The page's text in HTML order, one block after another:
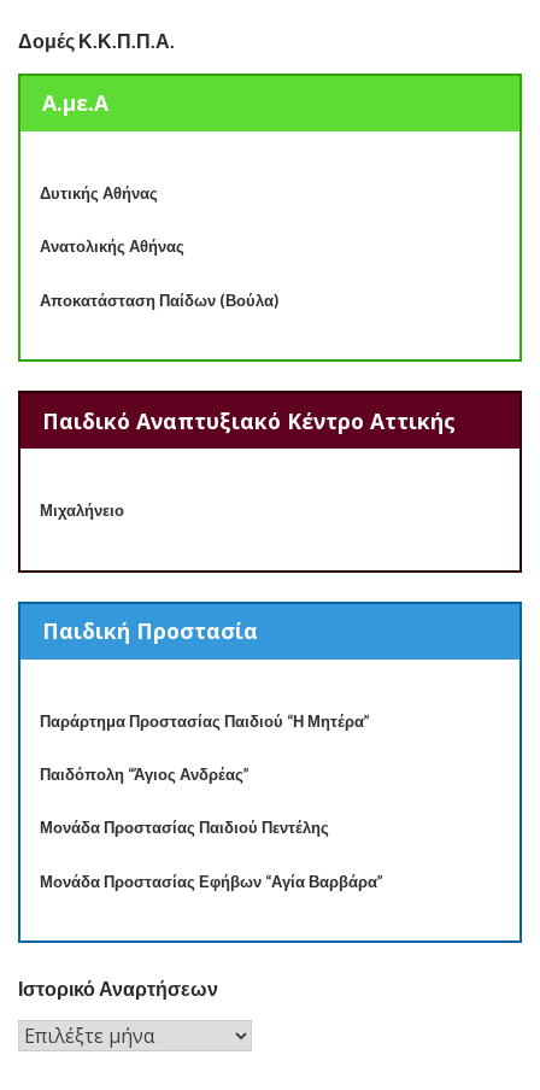
Δομές Κ.Κ.Π.Π.Α.
Α.με.Α
Δυτικής Αθήνας
Ανατολικής Αθήνας
Αποκατάσταση Παίδων (Βούλα)
Παιδικό Αναπτυξιακό Κέντρο Αττικής
Μιχαλήνειο
Παιδική Προστασία
Παράρτημα Προστασίας Παιδιού “Η Μητέρα”
Παιδόπολη “Άγιος Ανδρέας”
Μονάδα Προστασίας Παιδιού Πεντέλης
Μονάδα Προστασίας Εφήβων “Αγία Βαρβάρα”
Ιστορικό Αναρτήσεων
Ιστορικό